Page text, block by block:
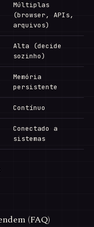
Múltiplas
(browser, APIs,
arquivos)
Alta (decide
sozinho)
Memória
persistente
Contínuo
Conectado a
sistemas
(FAQ)